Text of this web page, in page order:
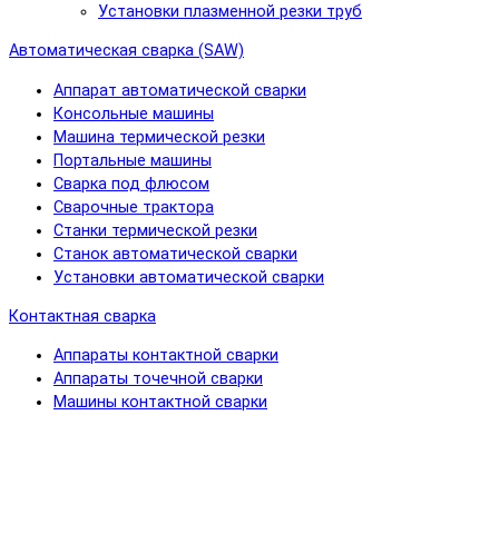
Установки плазменной резки труб
Автоматическая сварка (SAW)
Аппарат автоматической сварки
Консольные машины
Машина термической резки
Портальные машины
Сварка под флюсом
Сварочные трактора
Станки термической резки
Станок автоматической сварки
Установки автоматической сварки
Контактная сварка
Аппараты контактной сварки
Аппараты точечной сварки
Машины контактной сварки